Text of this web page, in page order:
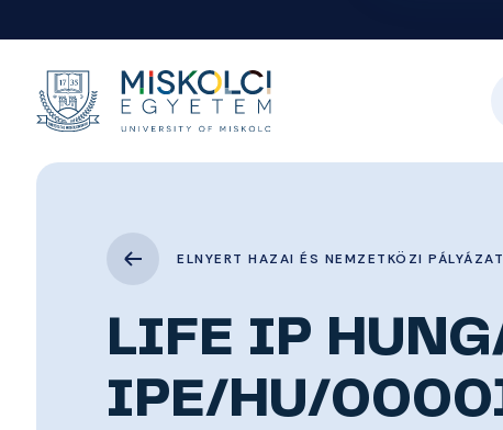
ELNYERT HAZAI ÉS NEMZETKÖZI
LIFE IP
IPE/HU/